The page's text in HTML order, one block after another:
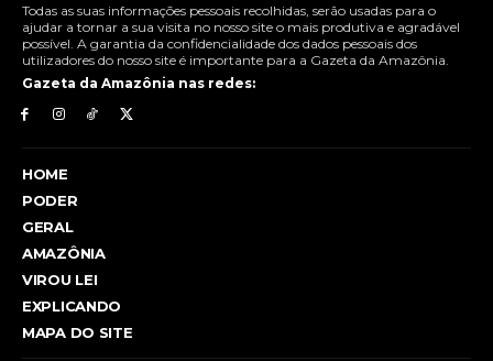
Todas as suas informações pessoais recolhidas, serão usadas para o
ajudar a tornar a sua visita no nosso site o mais produtiva e agradável
possível. A garantia da confidencialidade dos dados pessoais dos
utilizadores do nosso site é importante para a Gazeta da Amazônia.
Gazeta da Amazônia nas redes:
HOME
PODER
GERAL
AMAZÔNIA
VIROU LEI
EXPLICANDO
MAPA DO SITE